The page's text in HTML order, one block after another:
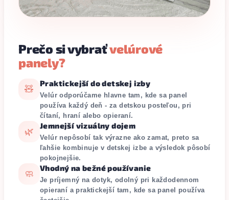
Prečo si vybraťvelúrové
panely?
🧸
Praktickejší do detskej izby
Velúr odporúčame hlavne tam, kde sa panel
používa každý deň - za detskou posteľou, pri
čítaní, hraní alebo opieraní.
🌿
Jemnejší vizuálny dojem
Velúr nepôsobí tak výrazne ako zamat, preto sa
ľahšie kombinuje v detskej izbe a výsledok pôsobí
pokojnejšie.
🧼
Vhodný na bežné používanie
Je príjemný na dotyk, odolný pri každodennom
opieraní a praktickejší tam, kde sa panel používa